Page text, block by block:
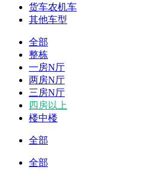
货车农机车
其他车型
全部
整栋
一房N厅
两房N厅
三房N厅
四房以上
楼中楼
全部
全部